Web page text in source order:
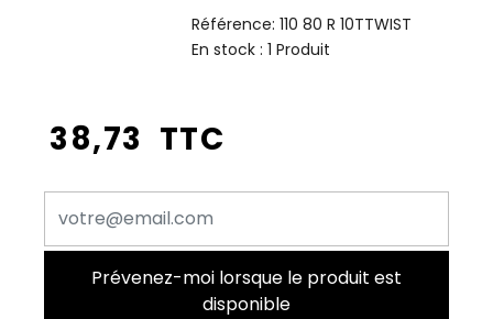
Référence:110 80 R 10TTWIST
En stock :1 Produit
38,73 TTC
Prévenez-moi lorsque le produit est
disponible